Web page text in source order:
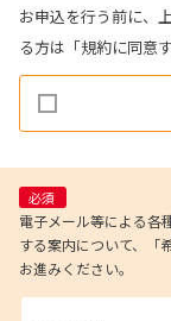
お申込を行う前に、
る方は「規約に同意
必須
電子メール等による各
する案内について、「
お進みください。